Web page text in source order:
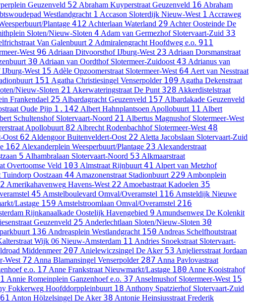
Geuzenveld 52 Abraham Kuyperstraat Geuzenveld 16 Abraham
Westlandgracht 1 Accason Sloterdijk Nieuw-West 1 Accraweg
Plantage 412 Achterlaan Waterland 29 Achter Oosteinde De
Sloten/Nieuw-Sloten 4 Adam van Germezhof Slotervaart-Zuid 33
Van Galenbuurt 2 Admiralengracht Hoofdweg e.o. 911
West 96 Adriaan Ditvoorsthof IJburg-West 23 Adriaan Dorsmanstraat
30 Adriaan van Oordthof Slotermeer-Zuidoost 43 Adrianus van
IJburg-West 15 Adèle Opzoomerstraat Slotermeer-West 64 Aert van Nesstraat
151 Agatha Christiesingel Venserpolder 109 Agatha Dekenstraat
Nieuw-Sloten 21 Akerwateringstraat De Punt 328 Akkerdistelstraat
Frankendael 25 Albardagracht Geuzenveld 157 Albardakade Geuzenveld
Oude Pijp 1.142 Albert HahnplantsoenApollobuurt 11 Albert
Schultenshof Slotervaart-Noord 21 Albertus Magnushof Slotermeer-West
Apollobuurt 82 Albrecht Rodenbachhof Slotermeer-West 48
Oost 62 Aldengoor Buitenveldert-Oost 22 Aletta Jacobslaan Slotervaart-Zuid
162 Alexanderplein Weesperbuurt/Plantage 23 Alexanderstraat
5 Alhambralaan Slotervaart-Noord 53 Alkmaarstraat
Overtoomse Veld 103 Almstraat Rijnbuurt 41 Alpert van Metzhof
Tuindorp Oostzaan 44 Amazonenstraat Stadionbuurt 229 Ambonplein
Amerikahavenweg Havens-West 22 Amoebastraat Kadoelen 35
45 Amstelboulevard Omval/Overamstel 116 Amsteldijk Nieuwe
Lastage 159 Amstelstroomlaan Omval/Overamstel 216
Rijnkanaalkade Oostelijk Havengebied 9 Amundsenweg De Kolenkit
Geuzenveld 25 Anderlechtlaan Sloten/Nieuw-Sloten 30
136 Andreasplein Westlandgracht 150 Andreas Schelfhoutstraat
Wijk 06 Nieuw-Amsterdam 11 Andries Snoekstraat Slotervaart-
Middenmeer 207 Anielewiczsingel De Aker 53 Anjeliersstraat Jordaan
West 72 Anna Blamansingel Venserpolder 287 Anna Pavlovastraat
e.o. 17 Anne Frankstraat Nieuwmarkt/Lastage 180 Anne Kooistrahof
1 Annie Romeinplein Ganzenhoef e.o. 37 Anselmushof Slotermeer-West 15
Fokkerweg Hoofddorppleinbuurt 18 Anthony Spatzierhof Slotervaart-Zuid
Anton Hölzelsingel De Aker 38 Antonie Heinsiusstraat Frederik